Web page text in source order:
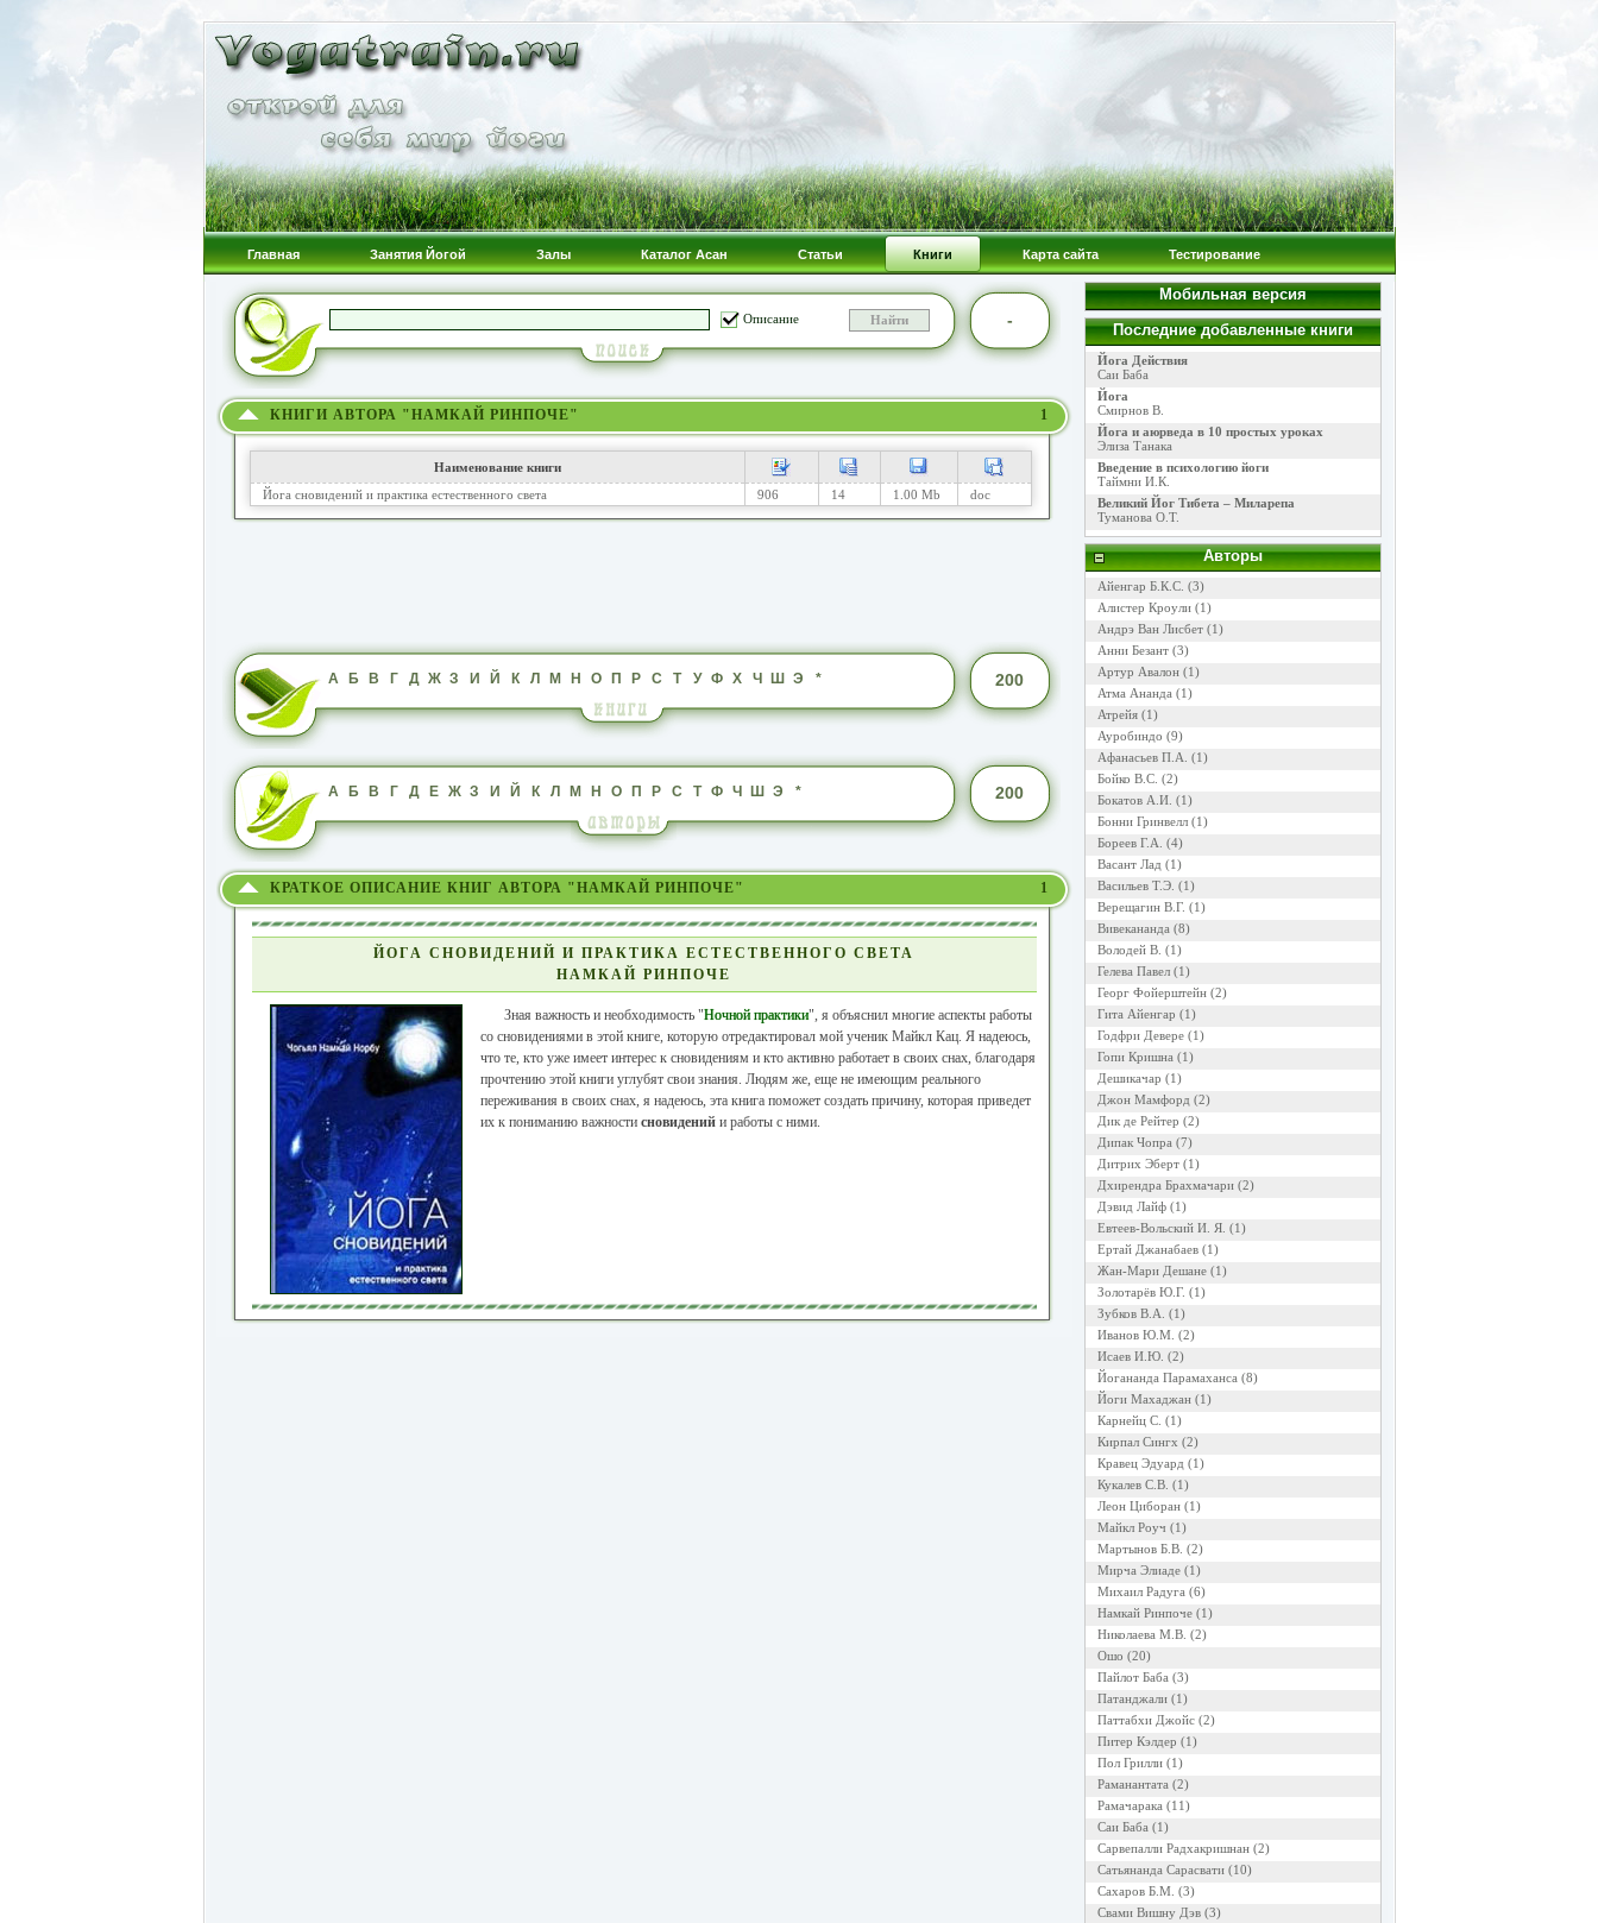
Главная Занятия Йогой Залы Каталог Асан Статьи Книги Карта сайта Тестирование
Описание -
КНИГИ АВТОРА "НАМКАЙ РИНПОЧЕ" 1
Наименование книги
Йога сновидений и практика естественного света
906 14 1.00 Mb doc
А Б В Г Д Ж З И Й К Л М Н О П Р С Т У Ф Х Ч Ш Э * 200
А Б В Г Д Е Ж З И Й К Л М Н О П Р С Т Ф Ч Ш Э * 200
КРАТКОЕ ОПИСАНИЕ КНИГ АВТОРА "НАМКАЙ РИНПОЧЕ" 1
ЙОГА СНОВИДЕНИЙ И ПРАКТИКА ЕСТЕСТВЕННОГО СВЕТА
НАМКАЙ РИНПОЧЕ
Зная важность и необходимость "Ночной практики", я объяснил многие аспекты работы
со сновидениями в этой книге, которую отредактировал мой ученик Майкл Кац. Я надеюсь,
что те, кто уже имеет интерес к сновидениям и кто активно работает в своих снах, благодаря
прочтению этой книги углубят свои знания. Людям же, еще не имеющим реального
переживания в своих снах, я надеюсь, эта книга поможет создать причину, которая приведет
их к пониманию важности сновиденийи работы с ними.
Мобильная версия
Последние добавленные книги
Йога Действия
Саи Баба
Йога
Смирнов В.
Йога и аюрведа в 10 простых уроках
Элиза Танака
Введение в психологию йоги
Таймни И.К.
Великий Йог Тибета – Миларепа
Туманова О.Т.
Авторы
Айенгар Б.К.С. (3)
Алистер Кроули(1)
Андрэ Ван Лисбет(1)
Анни Безант(3)
Артур Авалон(1)
Атма Ананда (1)
Атрейя(1)
Ауробиндо (9)
Афанасьев П.А. (1)
Бойко В.С. (2)
Бокатов А.И. (1)
Бонни Гринвелл(1)
Бореев Г.А. (4)
Васант Лад (1)
Васильев Т.Э. (1)
Верещагин В.Г. (1)
Вивекананда (8)
Володей В. (1)
Гелева Павел(1)
Георг Фойерштейн(2)
Гита Айенгар (1)
Годфри Девере(1)
Гопи Кришна (1)
Дешикачар (1)
Джон Мамфорд (2)
Дик де Рейтер (2)
Дипак Чопра (7)
Дитрих Эберт(1)
Дхирендра Брахмачари(2)
Дэвид Лайф(1)
Евтеев-Вольский И. Я. (1)
Ертай Джанабаев(1)
Жан-Мари Дешане(1)
Золотарёв Ю.Г. (1)
Зубков В.А. (1)
Иванов Ю.М. (2)
Исаев И.Ю. (2)
Йогананда Парамаханса (8)
Йоги Махаджан(1)
Карнейц С. (1)
Кирпал Сингх (2)
Кравец Эдуард (1)
Кукалев С.В. (1)
Леон Циборан(1)
Майкл Роуч (1)
Мартынов Б.В. (2)
Мирча Элиаде(1)
Михаил Радуга (6)
Намкай Ринпоче(1)
Николаева М.В. (2)
Ошо (20)
Пайлот Баба (3)
Патанджали(1)
Паттабхи Джойс(2)
Питер Кэлдер (1)
Пол Грилли(1)
Раманантата (2)
Рамачарака (11)
Саи Баба (1)
Сарвепалли Радхакришнан(2)
Сатьянанда Сарасвати(10)
Сахаров Б.М. (3)
Свами Вишну Дэв(3)